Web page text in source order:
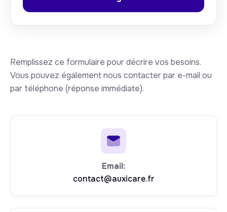
Remplissez ce formulaire pour décrire vos besoins.
Vous pouvez également nous contacter par e-mail ou
par téléphone (réponse immédiate).
Email:
contact@auxicare.fr